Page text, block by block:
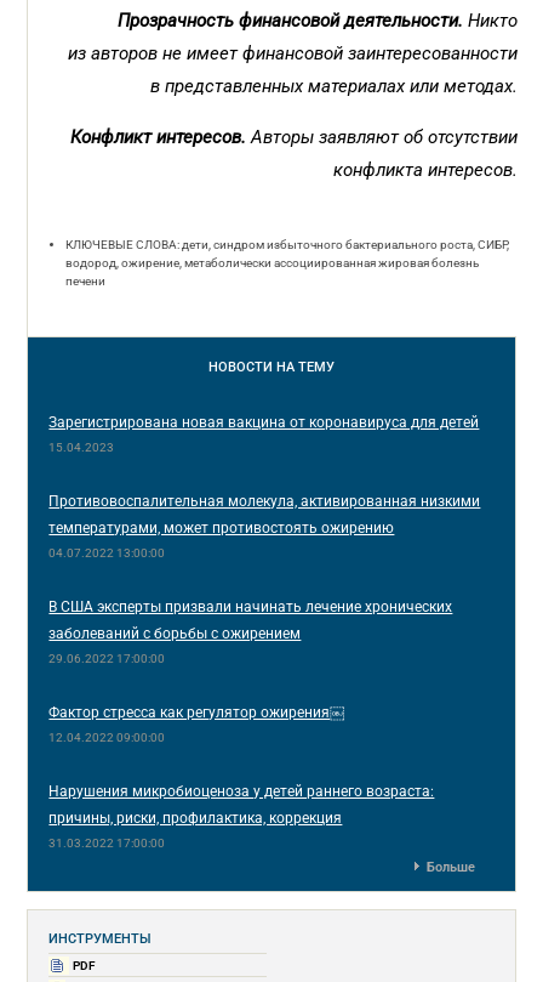
Прозрачность финансовой деятельности. Никто
из авторов не имеет финансовой заинтересованности
в представленных материалах или методах.
Конфликт интересов. Авторы заявляют об отсутствии
конфликта интересов.
КЛЮЧЕВЫЕ СЛОВА: дети, синдром избыточного бактериального роста, СИБР,
водород, ожирение, метаболически ассоциированная жировая болезнь
печени
НОВОСТИ НА ТЕМУ
Зарегистрирована новая вакцина от коронавируса для детей
15.04.2023
Противовоспалительная молекула, активированная низкими
температурами, может противостоять ожирению
04.07.2022 13:00:00
В США эксперты призвали начинать лечение хронических
заболеваний с борьбы с ожирением
29.06.2022 17:00:00
Фактор стресса как регулятор ожирения￼
12.04.2022 09:00:00
Нарушения микробиоценоза у детей раннего возраста:
причины, риски, профилактика, коррекция
31.03.2022 17:00:00
Больше
ИНСТРУМЕНТЫ
PDF